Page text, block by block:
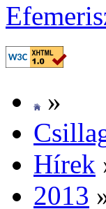
»
Hí­rek
2013